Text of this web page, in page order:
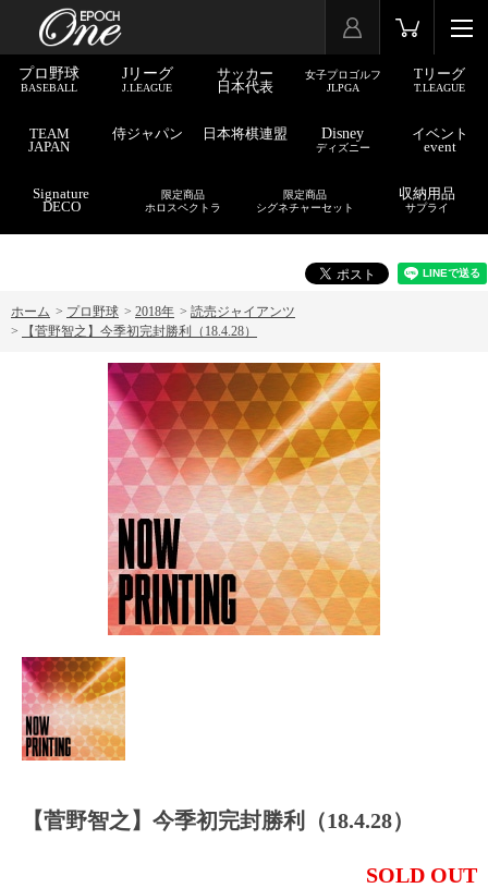
プロ野球
BASEBALL
Jリーグ
J.LEAGUE
サッカー
日本代表
女子プロゴルフ
JLPGA
Tリーグ
T.LEAGUE
TEAM
JAPAN
侍ジャパン 日本将棋連盟 Disney
ディズニー
イベント
event
Signature
DECO
限定商品
ホロスペクトラ
限定商品
シグネチャーセット
収納用品
サプライ
ホーム > プロ野球 > 2018年 > 読売ジャイアンツ
>
【菅野智之】今季初完封勝利（18.4.28）
【菅野智之】今季初完封勝利（18.4.28）
SOLD OUT